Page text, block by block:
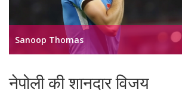
Sanoop Thomas
नेपोली की शानदार विजय